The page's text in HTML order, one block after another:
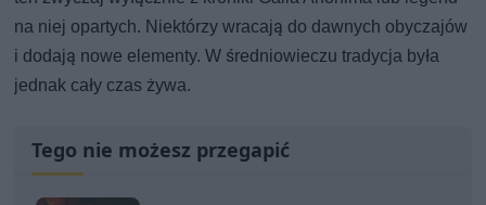
na niej opartych. Niektórzy wracają do dawnych obyczajów
i dodają nowe elementy. W średniowieczu tradycja była
jednak cały czas żywa.
Tego nie możesz przegapić